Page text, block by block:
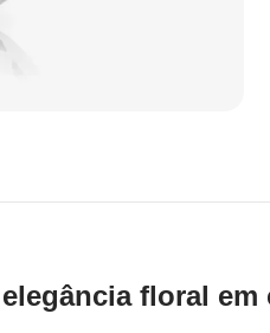
floral em